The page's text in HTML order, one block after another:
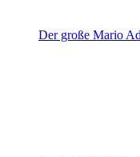
Der große Mario